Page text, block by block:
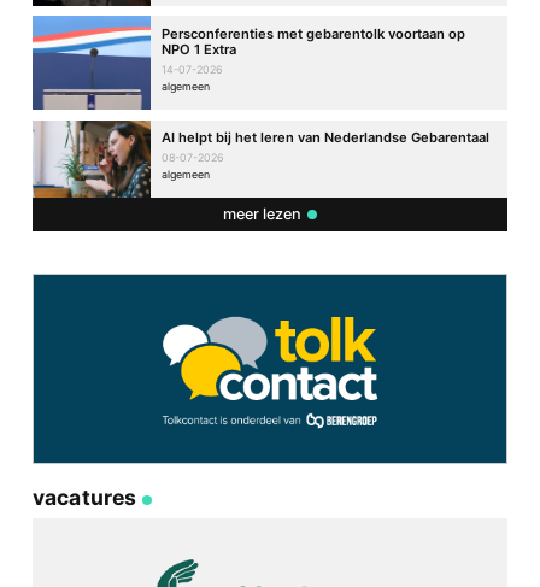
Persconferenties met gebarentolk voortaan op
NPO 1 Extra
14-07-2026
algemeen
AI helpt bij het leren van Nederlandse Gebarentaal
08-07-2026
algemeen
meer lezen
vacatures